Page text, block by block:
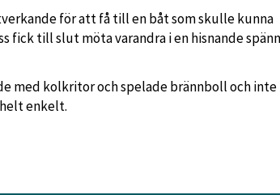
för att få till en båt som skulle kunna
fick till slut möta varandra i en hisnande
med kolkritor och spelade brännboll och inte
enkelt.